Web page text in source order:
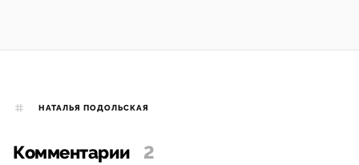
НАТАЛЬЯ ПОДОЛЬСКАЯ
Комментарии 2